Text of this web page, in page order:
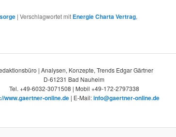
| Verschlagwortet mit Energie Charta Vertrag,
| Analysen, Konzepte, Trends Edgar Gärtner
D-61231 Bad Nauheim
Tel. +49-6032-3071508 | Mobil +49-172-2797338
www.gaertner-online.de| E-Mail:info@gaertner-online.de